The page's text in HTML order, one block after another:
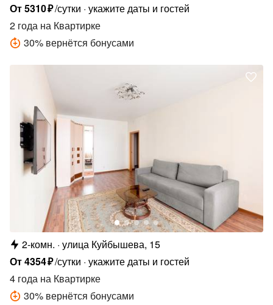
От5310₽/сутки укажите даты и гостей
2 года на Квартирке
30% вернётся бонусами
2-комн. улица Куйбышева, 15
От4354₽/сутки укажите даты и гостей
4 года на Квартирке
30% вернётся бонусами